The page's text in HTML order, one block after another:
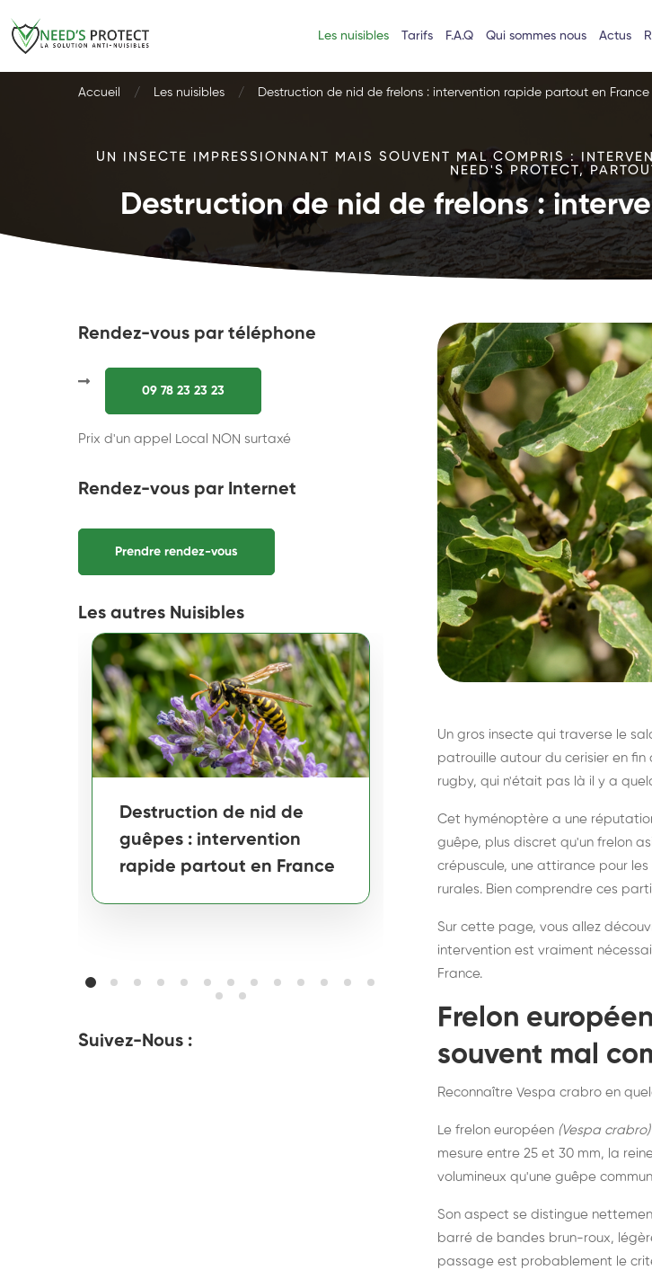
Les nuisibles Tarifs F.A.Q Qui sommes nous Actus
Accueil Les nuisibles Destruction de nid de frelons : intervention rapide partout en France
UN INSECTE IMPRESSIONNANT MAIS SOUVENT MAL COMPRIS :
NEED'S PROTECT,
Destruction de nid de frelons :
Rendez-vous par téléphone
09 78 23 23 23
Prix d'un appel Local NON surtaxé
Rendez-vous par Internet
Prendre rendez-vous
Les autres Nuisibles
Destruction de nid de
guêpes : intervention
rapide partout en France
Destruction de nid de
frelons asiatiques :
intervention partout en
France
Suivez-Nous :
Un gros insecte qui traverse le
patrouille autour du cerisier en
rugby, qui n'était pas là il y a
Cet hyménoptère a une
guêpe, plus discret qu'un frelon
crépuscule, une attirance pour
rurales. Bien comprendre ces
Sur cette page, vous allez
intervention est vraiment
France.
Frelon
souvent mal
Reconnaître Vespa crabro en
Le frelon européen (Vespa crabro)
mesure entre 25 et 30 mm, la
volumineux qu'une guêpe
Son aspect se distingue
barré de bandes brun-roux,
passage est probablement le